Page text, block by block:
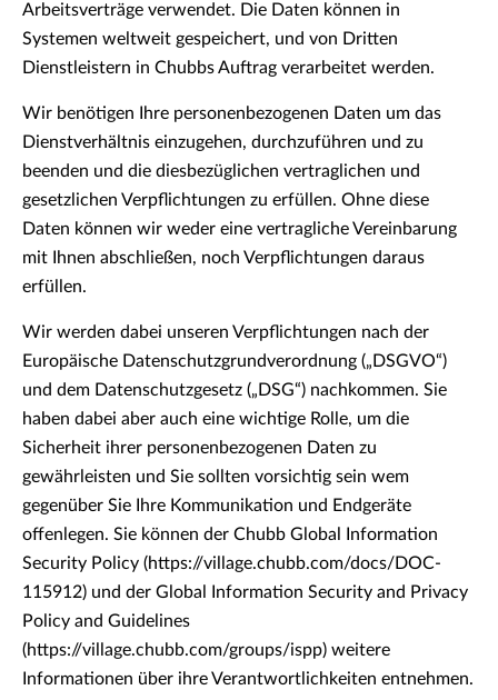
Arbeitsverträge verwendet. Die Daten können in
Systemen weltweit gespeichert, und von Dritten
Dienstleistern in Chubbs Auftrag verarbeitet werden.
Wir benötigen Ihre personenbezogenen Daten um das
Dienstverhältnis einzugehen, durchzuführen und zu
beenden und die diesbezüglichen vertraglichen und
gesetzlichen Verpflichtungen zu erfüllen. Ohne diese
Daten können wir weder eine vertragliche Vereinbarung
mit Ihnen abschließen, noch Verpflichtungen daraus
erfüllen.
Wir werden dabei unseren Verpflichtungen nach der
Europäische Datenschutzgrundverordnung („DSGVO“)
und dem Datenschutzgesetz („DSG“) nachkommen. Sie
haben dabei aber auch eine wichtige Rolle, um die
Sicherheit ihrer personenbezogenen Daten zu
gewährleisten und Sie sollten vorsichtig sein wem
gegenüber Sie Ihre Kommunikation und Endgeräte
offenlegen. Sie können der Chubb Global Information
Security Policy (https://village.chubb.com/docs/DOC-
115912) und der Global Information Security and Privacy
Policy and Guidelines
(https://village.chubb.com/groups/ispp) weitere
Informationen über ihre Verantwortlichkeiten entnehmen.